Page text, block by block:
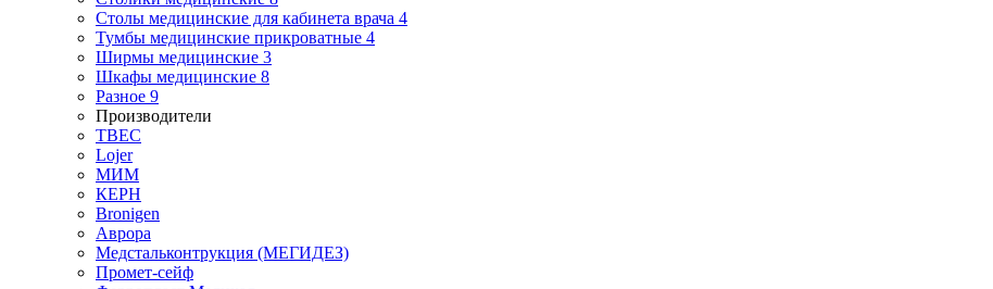
Столы медицинские для кабинета врача 4
Тумбы медицинские прикроватные 4
Ширмы медицинские 3
Шкафы медицинские 8
Разное 9
Производители
ТВЕС
Lojer
МИМ
КЕРН
Bronigen
Аврора
Медстальконтрукция (МЕГИДЕЗ)
Промет-сейф